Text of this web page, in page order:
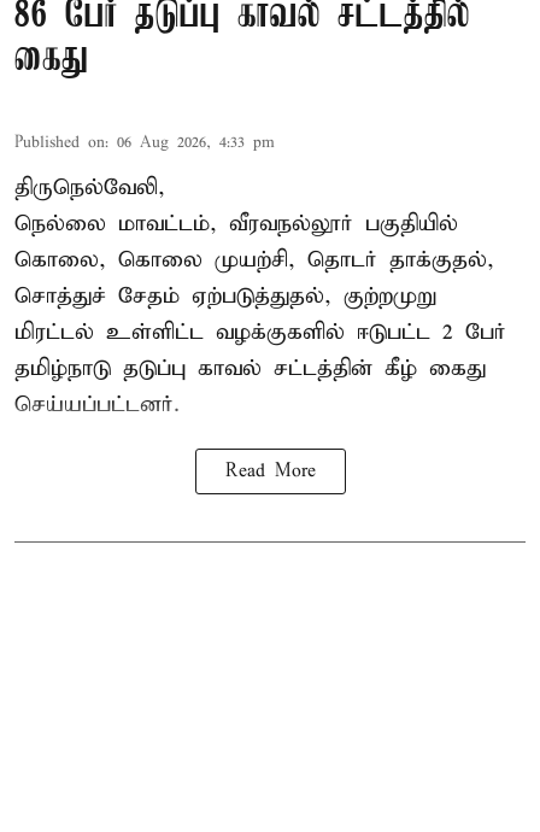
86 பேர் தடுப்பு காவல் சட்டத்தில்
கைது
Published on: 06 Aug 2026, 4:33 pm
திருநெல்வேலி,
நெல்லை மாவட்டம், வீரவநல்லூர் பகுதியில்
கொலை, கொலை முயற்சி, தொடர் தாக்குதல்,
சொத்துச் சேதம் ஏற்படுத்துதல், குற்றமுறு
மிரட்டல் உள்ளிட்ட வழக்குகளில் ஈடுபட்ட 2 பேர்
தமிழ்நாடு தடுப்பு காவல் சட்டத்தின் கீழ் கைது
செய்யப்பட்டனர்.
Read More